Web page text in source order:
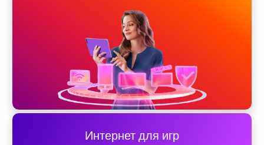
Интернет для игр